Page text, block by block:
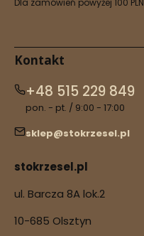
Kontakt
+48 515 229 849
pon. - pt. / 9:00 - 17:00
sklep@stokrzesel.pl
stokrzesel.pl
ul. Barcza 8A lok.2
10-685 Olsztyn